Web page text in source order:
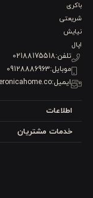
به حفظ سلامت
محصولات بی‌کیفیت
مواد، کاهش دوام
در این راهنمای
نکات مهم درباره
انواع جنس‌ها و
باکس برای محل کار،
ظروف
باکری
شریعتی
نیایش
اپال
تلفن:02188175518
موبایل:09128886963
ایمیل:
اطلاعات
خدمات مشتریان